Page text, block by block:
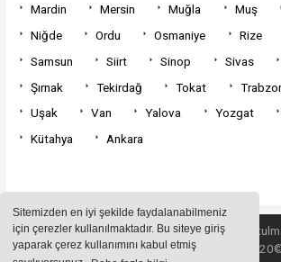
Sitemizden en iyi şekilde faydalanabilmeniz
için çerezler kullanılmaktadır. Bu siteye giriş
yaparak çerez kullanımını kabul etmiş
Mardin
Mersin Muğla Muş
Niğde
Ordu Osmaniye Rize
Samsun
Siirt Sinop Sivas
Şırnak
Tekirdağ Tokat
Uşak
Van Yalova Yozgat
Kütahya
Ankara
Sitemizde bulunan içeriklerin tüm hakları saklı
kullanılamaz. Copyright